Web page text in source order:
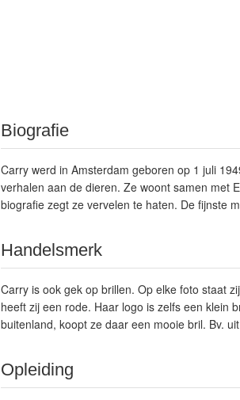
Biografie
Carry werd in Amsterdam geboren op 1 juli
verhalen aan de dieren. Ze woont samen met
biografie zegt ze vervelen te haten. De fijnste
Handelsmerk
Carry is ook gek op brillen. Op elke foto staat
heeft zij een rode. Haar logo is zelfs een klein
buitenland, koopt ze daar een mooie bril. Bv.
Opleiding